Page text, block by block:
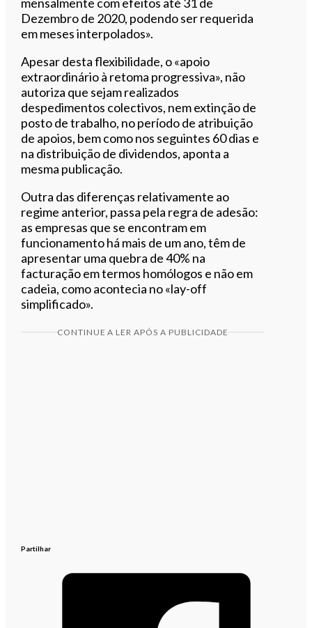
Dezembro de 2020, podendo ser requerida
em meses interpolados».
Apesar desta flexibilidade, o «apoio
extraordinário à retoma progressiva», não
autoriza que sejam realizados
despedimentos colectivos, nem extinção de
posto de trabalho, no período de atribuição
de apoios, bem como nos seguintes 60 dias e
na distribuição de dividendos, aponta a
mesma publicação.
Outra das diferenças relativamente ao
regime anterior, passa pela regra de adesão:
as empresas que se encontram em
funcionamento há mais de um ano, têm de
apresentar uma quebra de 40% na
facturação em termos homólogos e não em
cadeia, como acontecia no «lay-off
simplificado».
CONTINUE A LER APÓS A PUBLICIDADE
Partilhar